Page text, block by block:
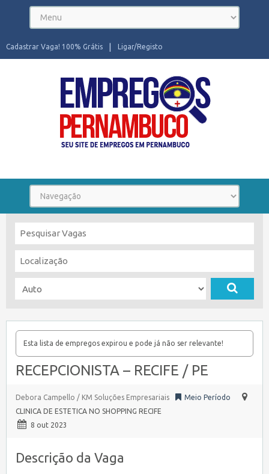
Ligar/Registo
Cadastrar Vaga! 100% Grátis
Esta lista de empregos expirou e pode já não ser relevante!
RECEPCIONISTA – RECIFE / PE
Debora Campello / KM Soluções Empresariais
Meio Período
CLINICA DE ESTETICA NO SHOPPING RECIFE
8 out 2023
Descrição da Vaga